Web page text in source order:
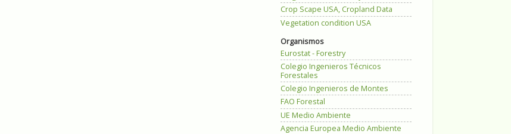
Crop Scape USA, Cropland Data
Vegetation condition USA
Organismos
Eurostat - Forestry
Colegio Ingenieros Técnicos
Forestales
Colegio Ingenieros de Montes
FAO Forestal
UE Medio Ambiente
Agencia Europea Medio Ambiente